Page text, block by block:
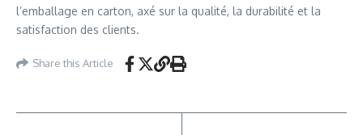
l’emballage en carton, axé sur la qualité, la durabilité et la
satisfaction des clients.
Share this Article